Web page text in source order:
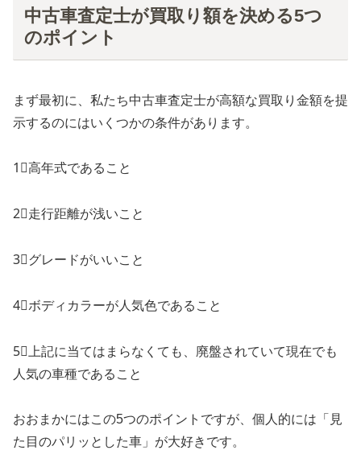
中古車査定士が買取り額を決める5つ
のポイント
まず最初に、私たち中古車査定士が高額な買取り金額を提
示するのにはいくつかの条件があります。
1⃣高年式であること
2⃣走行距離が浅いこと
3⃣グレードがいいこと
4⃣ボディカラーが人気色であること
5⃣上記に当てはまらなくても、廃盤されていて現在でも
人気の車種であること
おおまかにはこの5つのポイントですが、個人的には「見
た目のパリッとした車」が大好きです。